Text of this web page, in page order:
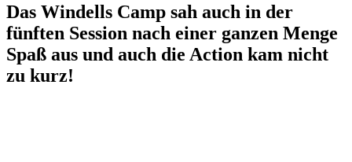
Das Windells Camp sah auch in der
fünften Session nach einer ganzen Menge
Spaß aus und auch die Action kam nicht
zu kurz!